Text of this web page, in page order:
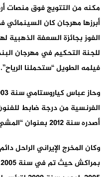
مكنه من التتويج فوق منصات
الفوز بجائزة السعفة الذهبية
فيلمه الطويل “ستحملنا الرياح”.
الفرنسية من درجة ضابط
أصدره سنة 2012 بعنوان “المشي مع الرياح”.
وكان المخرج الإيراني الراحل